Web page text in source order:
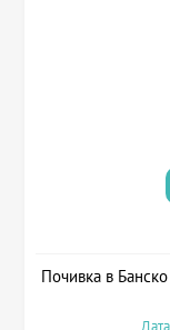
Почивка в